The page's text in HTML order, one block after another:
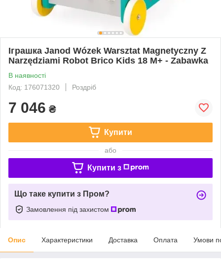
Іграшка Janod Wózek Warsztat Magnetyczny Z
Narzędziami Robot Brico Kids 18 M+ - Zabawka
В наявності
Код: 176071320
Роздріб
7 046 ₴
Купити
або
Купити з
Що таке купити з Пром?
Замовлення під захистом
Опис Характеристики Доставка Оплата Умови